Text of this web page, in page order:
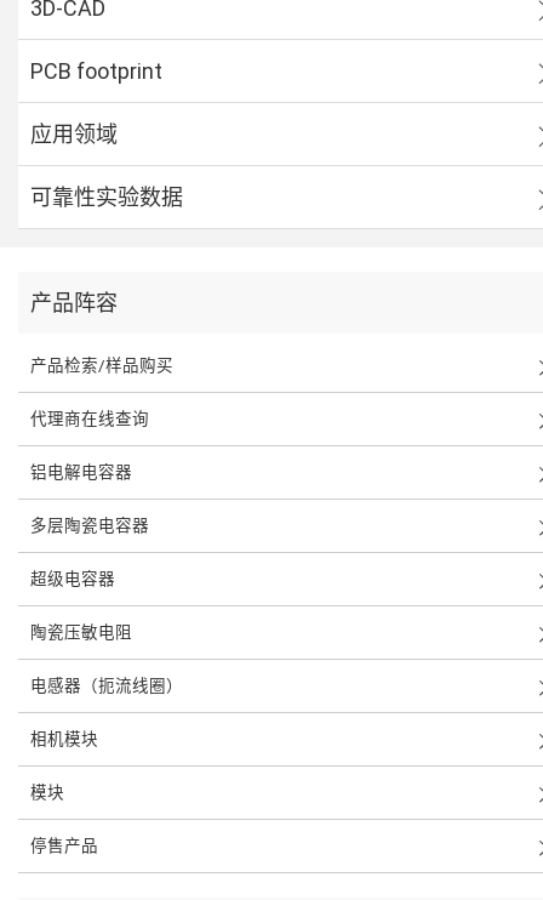
3D-CAD
PCB footprint
应用领域
可靠性实验数据
产品阵容
产品检索/样品购买
代理商在线查询
铝电解电容器
多层陶瓷电容器
超级电容器
陶瓷压敏电阻
电感器（扼流线圈）
相机模块
模块
停售产品